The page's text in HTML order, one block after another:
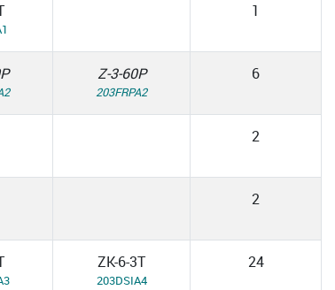
1
Z-3-60P
203FRPA2
6
2
2
ZK-6-3T
203DSIA4
24